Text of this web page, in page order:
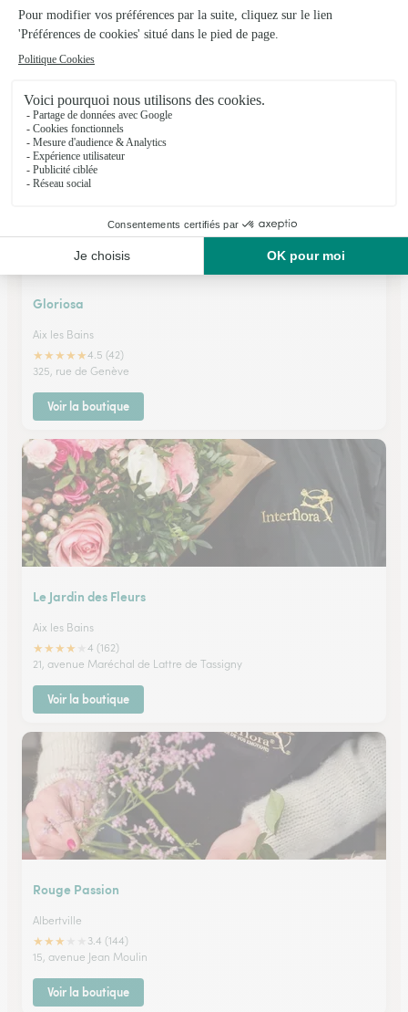
Les Fleurs et Louise
Aix les Bains
★★★★★4.8 (72)
Voir la boutique
Gloriosa
Aix les Bains
★★★★★4.5 (42)
325, rue de Genève
Voir la boutique
Le Jardin des Fleurs
Aix les Bains
★★★★
4 (162)
21, avenue Maréchal de Lattre de Tassigny
Voir la boutique
Rouge Passion
Albertville
★★★
3.4 (144)
15, avenue Jean Moulin
Voir la boutique